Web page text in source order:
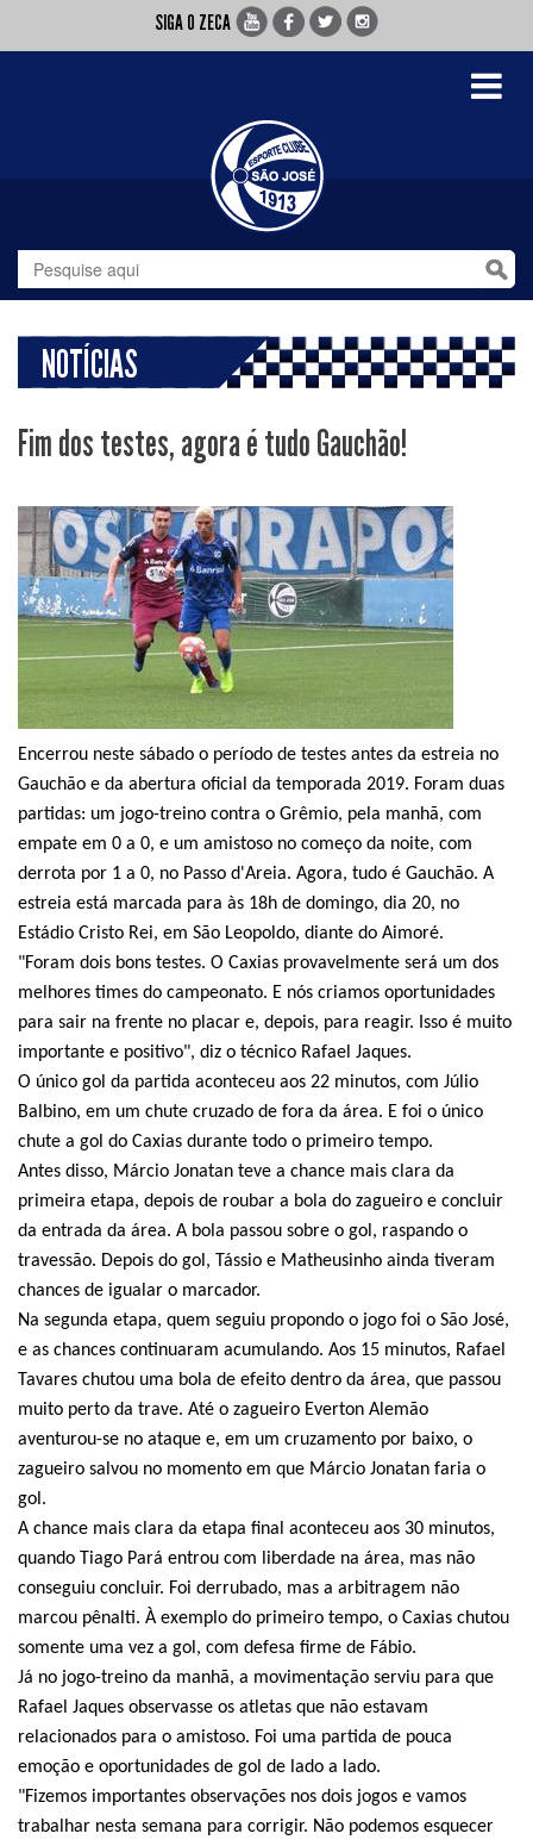
SIGA O ZECA
Toggle
NOTÍCIAS
Fim dos testes, agora é tudo Gauchão!
Encerrou neste sábado o período de testes antes da estreia no
Gauchão e da abertura oficial da temporada 2019. Foram duas
partidas: um jogo-treino contra o Grêmio, pela manhã, com
empate em 0 a 0, e um amistoso no começo da noite, com
derrota por 1 a 0, no Passo d'Areia. Agora, tudo é Gauchão. A
estreia está marcada para às 18h de domingo, dia 20, no
Estádio Cristo Rei, em São Leopoldo, diante do Aimoré.
"Foram dois bons testes. O Caxias provavelmente será um dos
melhores times do campeonato. E nós criamos oportunidades
para sair na frente no placar e, depois, para reagir. Isso é muito
importante e positivo", diz o técnico Rafael Jaques.
O único gol da partida aconteceu aos 22 minutos, com Júlio
Balbino, em um chute cruzado de fora da área. E foi o único
chute a gol do Caxias durante todo o primeiro tempo.
Antes disso, Márcio Jonatan teve a chance mais clara da
primeira etapa, depois de roubar a bola do zagueiro e concluir
da entrada da área. A bola passou sobre o gol, raspando o
travessão. Depois do gol, Tássio e Matheusinho ainda tiveram
chances de igualar o marcador.
Na segunda etapa, quem seguiu propondo o jogo foi o São José,
e as chances continuaram acumulando. Aos 15 minutos, Rafael
Tavares chutou uma bola de efeito dentro da área, que passou
muito perto da trave. Até o zagueiro Everton Alemão
aventurou-se no ataque e, em um cruzamento por baixo, o
zagueiro salvou no momento em que Márcio Jonatan faria o
gol.
A chance mais clara da etapa final aconteceu aos 30 minutos,
quando Tiago Pará entrou com liberdade na área, mas não
conseguiu concluir. Foi derrubado, mas a arbitragem não
marcou pênalti. À exemplo do primeiro tempo, o Caxias chutou
somente uma vez a gol, com defesa firme de Fábio.
Já no jogo-treino da manhã, a movimentação serviu para que
Rafael Jaques observasse os atletas que não estavam
relacionados para o amistoso. Foi uma partida de pouca
emoção e oportunidades de gol de lado a lado.
"Fizemos importantes observações nos dois jogos e vamos
trabalhar nesta semana para corrigir. Não podemos esquecer